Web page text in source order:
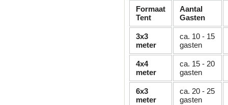
Formaat
Tent
Aantal
Gasten
3x3
meter
ca. 10 - 15
gasten
4x4
meter
ca. 15 - 20
gasten
6x3
meter
ca. 20 - 25
gasten